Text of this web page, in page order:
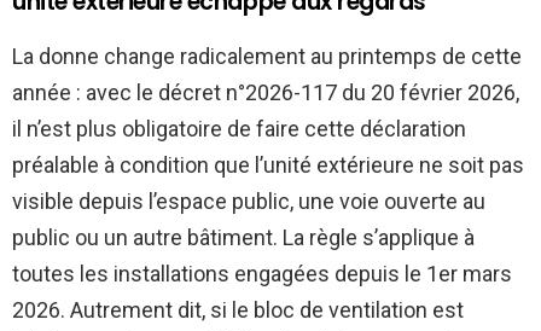
La donne change radicalement au printemps de cette
année : avec le décret n°2026-117 du 20 février 2026,
il n’est plus obligatoire de faire cette déclaration
préalable à condition que l’unité extérieure ne soit pas
visible depuis l’espace public, une voie ouverte au
public ou un autre bâtiment. La règle s’applique à
toutes les installations engagées depuis le 1er mars
2026. Autrement dit, si le bloc de ventilation est